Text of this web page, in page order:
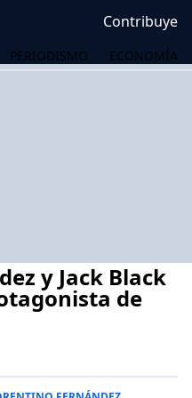
Contribuye
PERIODISMO ECONOMÍA
y Jack Black
de